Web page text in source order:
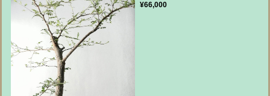
¥66,000